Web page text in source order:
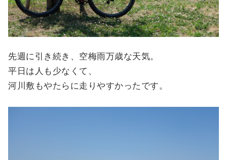
先週に引き続き、空梅雨万歳な天気。
平日は人も少なくて、
河川敷もやたらに走りやすかったです。